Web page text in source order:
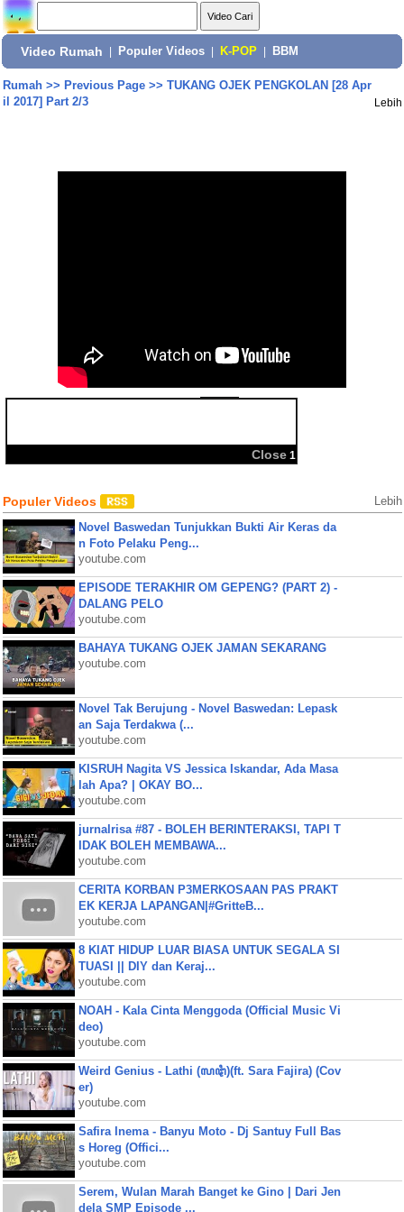
Video Rumah Populer Videos K-POP BBM
Rumah>> Previous Page>> TUKANG OJEK PENGKOLAN [28 Apr
il 2017] Part 2/3
Lebih
BBM
Populer Videos Lebih
Novel Baswedan Tunjukkan Bukti Air Keras da
n Foto Pelaku Peng...
youtube.com
EPISODE TERAKHIR OM GEPENG? (PART 2) -
DALANG PELO
youtube.com
BAHAYA TUKANG OJEK JAMAN SEKARANG
youtube.com
Novel Tak Berujung - Novel Baswedan: Lepask
an Saja Terdakwa (...
youtube.com
KISRUH Nagita VS Jessica Iskandar, Ada Masa
lah Apa? | OKAY BO...
youtube.com
jurnalrisa #87 - BOLEH BERINTERAKSI, TAPI T
IDAK BOLEH MEMBAWA...
youtube.com
CERITA KORBAN P3MERKOSAAN PAS PRAKT
EK KERJA LAPANGAN|#GritteB...
youtube.com
8 KIAT HIDUP LUAR BIASA UNTUK SEGALA SI
TUASI || DIY dan Keraj...
youtube.com
NOAH - Kala Cinta Menggoda (Official Music Vi
deo)
youtube.com
Weird Genius - Lathi (ꦭꦛꦶ)(ft. Sara Fajira) (Cov
er)
youtube.com
Safira Inema - Banyu Moto - Dj Santuy Full Bas
s Horeg (Offici...
youtube.com
Serem, Wulan Marah Banget ke Gino | Dari Jen
dela SMP Episode ...